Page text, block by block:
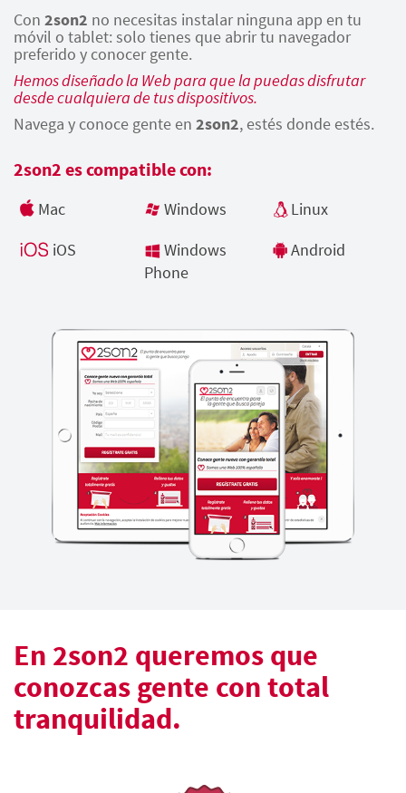
Con 2son2 no necesitas instalar ninguna app en tu
móvil o tablet: solo tienes que abrir tu navegador
preferido y conocer gente.
Hemos diseñado la Web para que la puedas disfrutar
desde cualquiera de tus dispositivos.
Navega y conoce gente en 2son2, estés donde estés.
2son2 es compatible con:
Mac Windows
Linux
iOS
Windows
Phone
Android
En 2son2 queremos que
conozcas gente con total
tranquilidad.